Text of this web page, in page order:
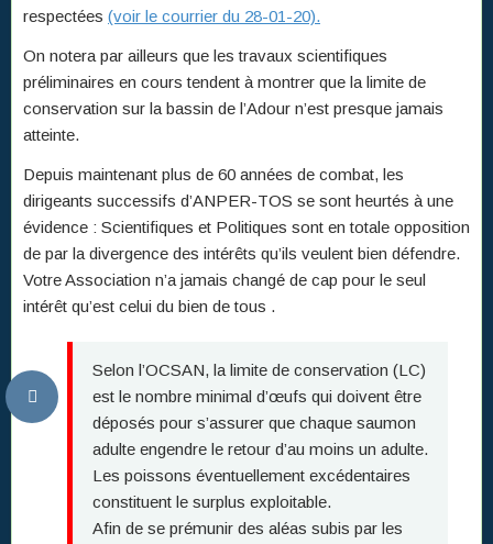
respectées (voir le courrier du 28-01-20).
On notera par ailleurs que les travaux scientifiques
préliminaires en cours tendent à montrer que la limite de
conservation sur la bassin de l’Adour n’est presque jamais
atteinte.
Depuis maintenant plus de 60 années de combat, les
dirigeants successifs d’ANPER-TOS se sont heurtés à une
évidence : Scientifiques et Politiques sont en totale opposition
de par la divergence des intérêts qu’ils veulent bien défendre.
Votre Association n’a jamais changé de cap pour le seul
intérêt qu’est celui du bien de tous .
Selon l’OCSAN, la limite de conservation (LC)
est le nombre minimal d’œufs qui doivent être
déposés pour s’assurer que chaque saumon
adulte engendre le retour d’au moins un adulte.
Les poissons éventuellement excédentaires
constituent le surplus exploitable.
Afin de se prémunir des aléas subis par les